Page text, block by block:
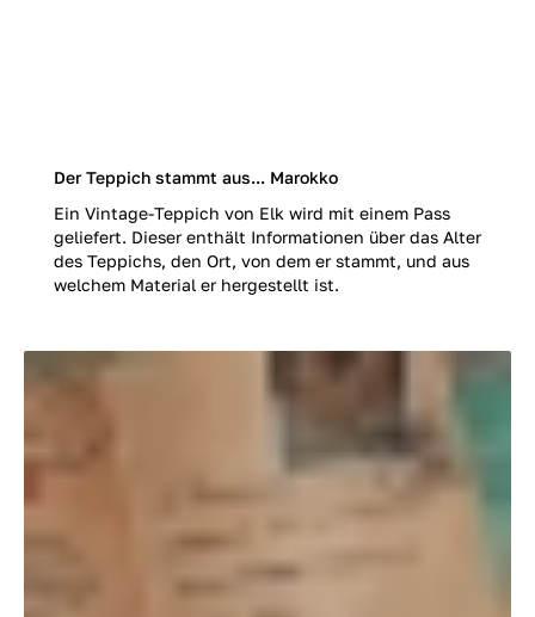
Der Teppich stammt aus... Marokko
Ein Vintage-Teppich von Elk wird mit einem Pass
geliefert. Dieser enthält Informationen über das Alter
des Teppichs, den Ort, von dem er stammt, und aus
welchem Material er hergestellt ist.